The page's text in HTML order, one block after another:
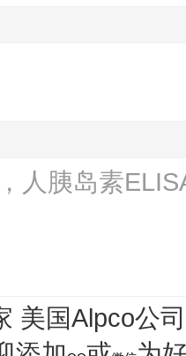
人胰岛素
美国Alpco公